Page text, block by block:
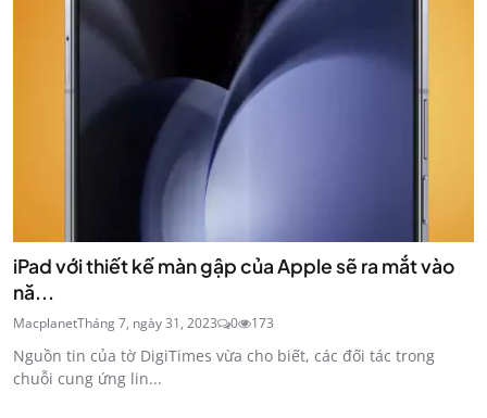
iPad với thiết kế màn gập của Apple sẽ ra mắt vào
nă...
MacplanetTháng 7, ngày 31, 2023 0 173
Nguồn tin của tờ DigiTimes vừa cho biết, các đối tác trong
chuỗi cung ứng lin...